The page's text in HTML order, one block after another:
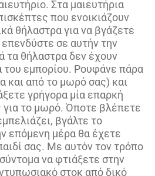
Στα μαιευτήρια
που ενοικιάζουν
θήλαστρα για να βγάζετε
σε αυτήν την
τα θήλαστρα δεν έχουν
του εμπορίου. Ρουφάνε πάρα
και από το μωρό σας) και
γρήγορα μία επαρκή
το μωρό. Όποτε βλέπετε
βγάλτε το
επόμενη μέρα θα έχετε
σας. Με αυτόν τον τρόπο
να φτιάξετε στην
στοκ από δικό